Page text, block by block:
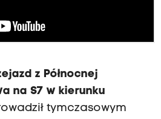
z Północnej
na S7 w kierunku
tymczasowym